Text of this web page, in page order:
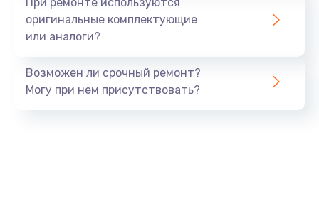
Заказать
1400 руб.
Заказать
оригинальные комплектующие
или аналоги?
Возможен ли срочный ремонт?
Могу при нем присутствовать?